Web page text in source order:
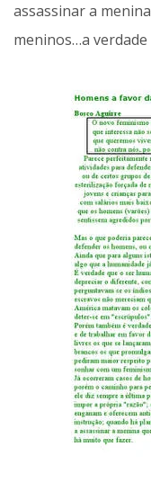
assassinar a
meninos…a